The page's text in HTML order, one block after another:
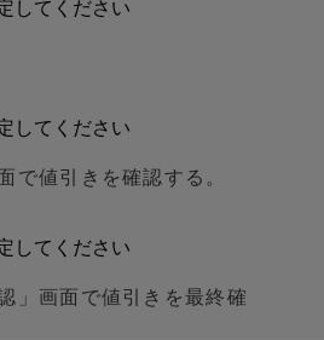
で値引きを確認する。
」画面で値引きを最終確